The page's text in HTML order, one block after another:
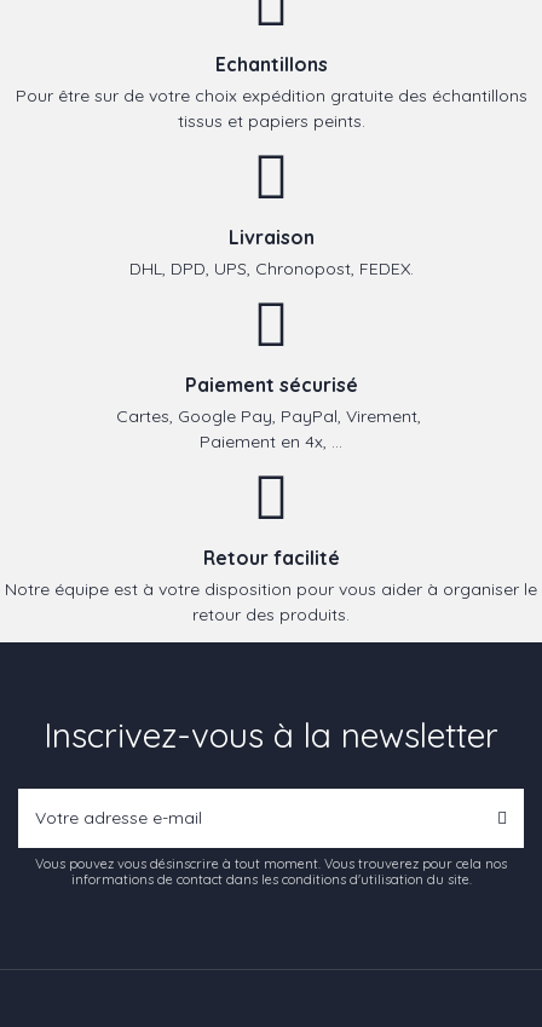
Echantillons
Pour être sur de votre choix expédition gratuite des échantillons
tissus et papiers peints.
Livraison
DHL, DPD, UPS, Chronopost, FEDEX.
Paiement sécurisé
Cartes, Google Pay, PayPal, Virement,
Paiement en 4x, ...
Retour facilité
Notre équipe est à votre disposition pour vous aider à organiser le
retour des produits.
Inscrivez-vous à la newsletter
Vous pouvez vous désinscrire à tout moment. Vous trouverez pour cela nos
informations de contact dans les conditions d'utilisation du site.